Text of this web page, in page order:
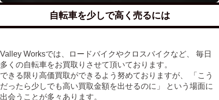
自転車を少しで高く売るには
Valley Worksでは、ロードバイクやクロスバイクなど、 毎日
多くの自転車をお買取りさせて頂いております。
できる限り高価買取ができるよう努めておりますが、 「こう
だったら少しでも高い買取金額を出せるのに」 という場面に
出会うことが多々あります。